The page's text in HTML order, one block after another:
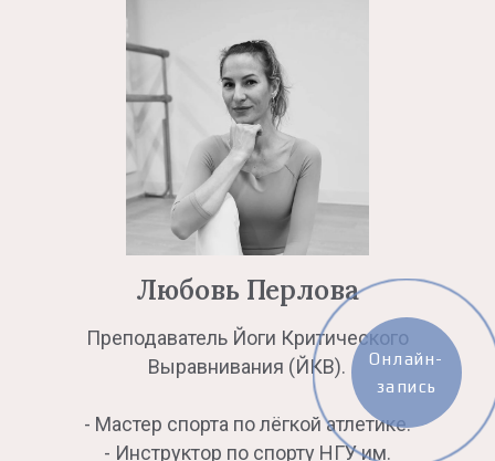
Любовь Перлова
Преподаватель Йоги Критического
Выравнивания (ЙКВ).
- Мастер спорта по лёгкой атлетике.
- Инструктор по спорту НГУ им.
Онлайн-
запись